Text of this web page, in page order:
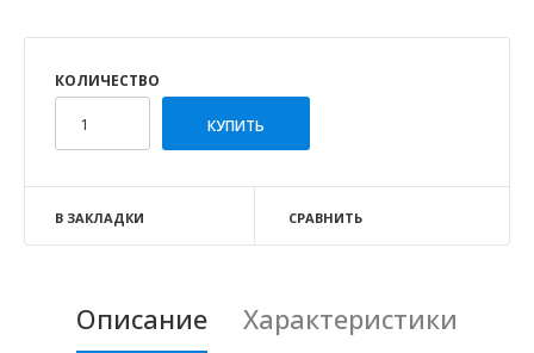
КОЛИЧЕСТВО
В ЗАКЛАДКИ СРАВНИТЬ
Описание
Характеристики